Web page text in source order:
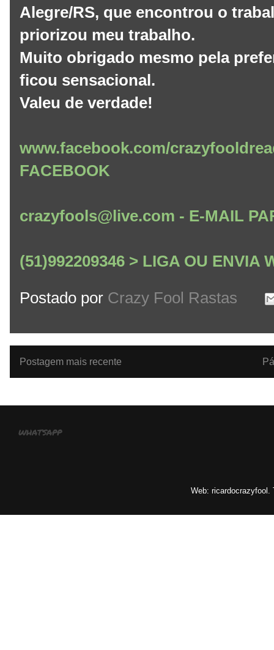
Alegre/RS, que encontrou o
priorizou meu trabalho.
Muito obrigado mesmo pela
ficou sensacional.
Valeu de verdade!
www.facebook.com/
FACEBOOK
crazyfools@live.com - E-MAIL
(51)992209346 > LIGA OU ENVIA
Postado por Crazy Fool Rastas
Postagem mais recente
whatsapp
Web: